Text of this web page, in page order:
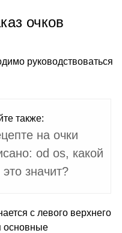
очков
руководствоваться
также:
на очки
od os, какой
это значит?
с левого верхнего
основные